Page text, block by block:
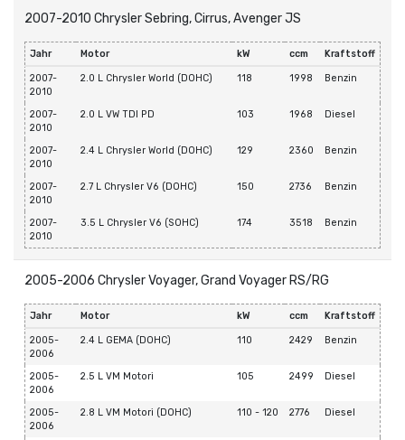
2007-2010 Chrysler Sebring, Cirrus, Avenger JS
Jahr Motor kW ccm Kraftstoff
2007-
2010
2.0 L Chrysler World (DOHC) 118 1998 Benzin
2007-
2010
2.0 L VW TDI PD 103 1968 Diesel
2007-
2010
2.4 L Chrysler World (DOHC) 129 2360 Benzin
2007-
2010
2.7 L Chrysler V6 (DOHC) 150 2736 Benzin
2007-
2010
3.5 L Chrysler V6 (SOHC) 174 3518 Benzin
2005-2006 Chrysler Voyager, Grand Voyager RS/RG
Jahr Motor kW ccm Kraftstoff
2005-
2006
2.4 L GEMA (DOHC) 110 2429 Benzin
2005-
2006
2.5 L VM Motori 105 2499 Diesel
2005-
2006
2.8 L VM Motori (DOHC) 110 - 120 2776 Diesel